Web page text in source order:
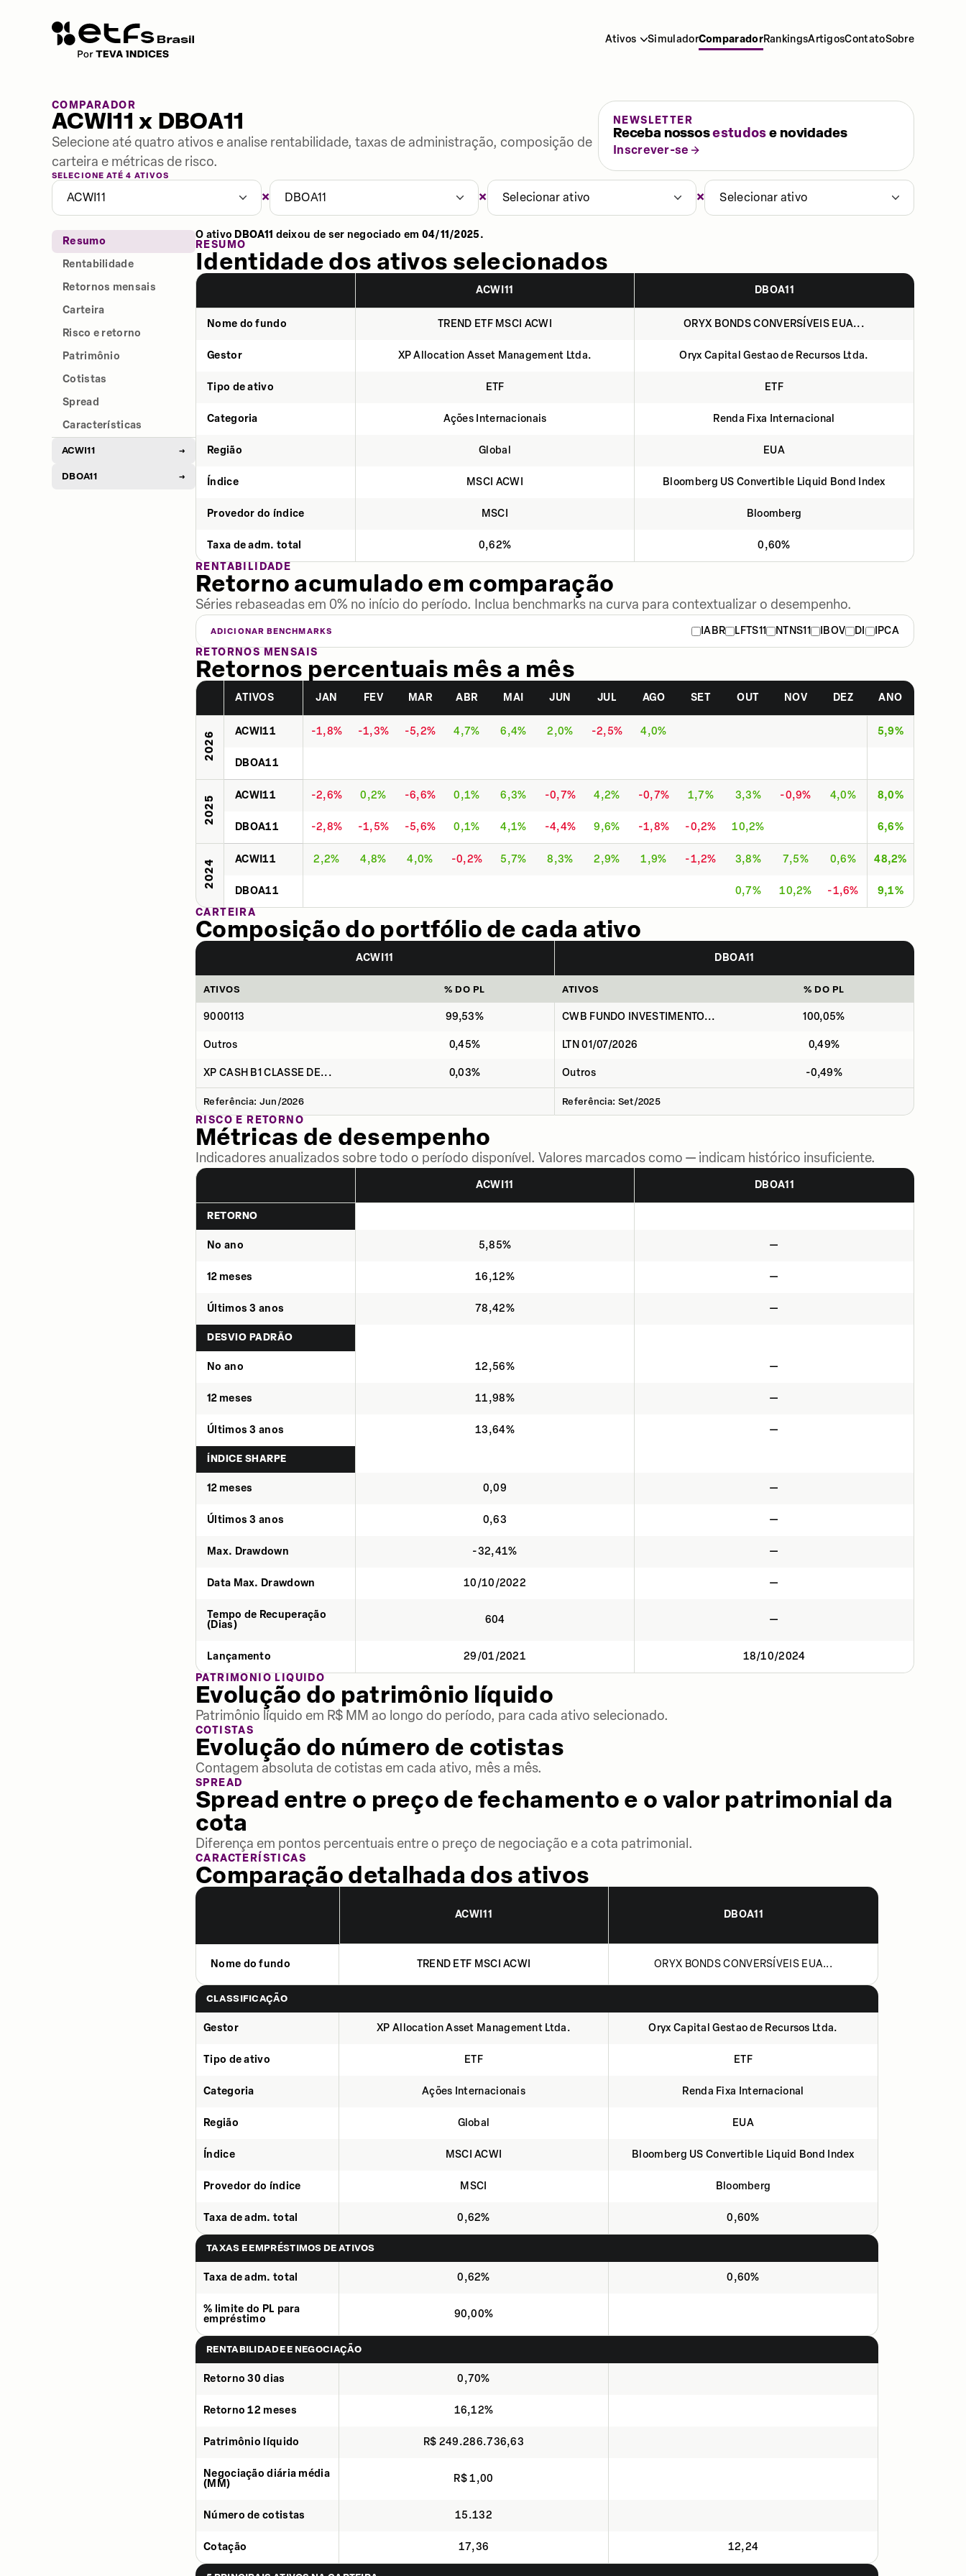
Ativos SimuladorComparadorRankingsArtigosContatoSobre
COMPARADOR
ACWI11 x DBOA11
Selecione até quatro ativos e analise rentabilidade, taxas de administração, composição de
carteira e métricas de risco.
NEWSLETTER
Receba nossosestudose novidades
Inscrever-se
SELECIONE ATÉ 4 ATIVOS
ACWI11 × DBOA11 × Selecionar ativo × Selecionar ativo
Resumo
Rentabilidade
Retornos mensais
Carteira
Risco e retorno
Patrimônio
Cotistas
Spread
Características
ACWI11 →
DBOA11 →
O ativo DBOA11 deixou de ser negociado em 04/11/2025.
RESUMO
Identidade dos ativos selecionados
ACWI11 DBOA11
Nome do fundo TREND ETF MSCI ACWI ORYX BONDS CONVERSÍVEIS EUA...
Gestor XP Allocation Asset Management Ltda. Oryx Capital Gestao de Recursos Ltda.
Tipo de ativo ETF ETF
Categoria Ações Internacionais Renda Fixa Internacional
Região Global EUA
Índice MSCI ACWI Bloomberg US Convertible Liquid Bond Index
Provedor do índice MSCI Bloomberg
Taxa de adm. total 0,62%
0,60%
RENTABILIDADE
Retorno acumulado em comparação
Séries rebaseadas em 0% no início do período. Inclua benchmarks na curva para contextualizar o desempenho.
ADICIONAR BENCHMARKS IABR LFTS11 NTNS11 IBOV DI
IPCA
RETORNOS MENSAIS
Retornos percentuais mês a mês
ATIVOS JAN FEV MAR ABR MAI JUN JUL AGO SET OUT NOV DEZ ANO
2026 ACWI11 -1,8% -1,3% -5,2% 4,7% 6,4% 2,0% -2,5% 4,0% 5,9%
DBOA11
2025 ACWI11 -2,6% 0,2% -6,6% 0,1% 6,3% -0,7% 4,2% -0,7% 1,7% 3,3% -0,9% 4,0% 8,0%
DBOA11 -2,8% -1,5% -5,6% 0,1% 4,1% -4,4% 9,6% -1,8% -0,2% 10,2% 6,6%
2024 ACWI11 2,2% 4,8% 4,0% -0,2% 5,7% 8,3% 2,9% 1,9% -1,2% 3,8% 7,5% 0,6% 48,2%
DBOA11 0,7% 10,2% -1,6%
9,1%
CARTEIRA
Composição do portfólio de cada ativo
ACWI11 DBOA11
ATIVOS % DO PL ATIVOS % DO PL
9000113 99,53% CWB FUNDO INVESTIMENTO... 100,05%
Outros 0,45% LTN 01/07/2026 0,49%
XP CASH B1 CLASSE DE... 0,03% Outros -0,49%
Referência: Jun/2026 Referência: Set/2025
RISCO E RETORNO
Métricas de desempenho
Indicadores anualizados sobre todo o período disponível. Valores marcados como — indicam histórico insuficiente.
ACWI11 DBOA11
RETORNO
No ano 5,85% —
12 meses 16,12% —
Últimos 3 anos 78,42% —
DESVIO PADRÃO
No ano 12,56% —
12 meses 11,98% —
Últimos 3 anos 13,64% —
ÍNDICE SHARPE
12 meses 0,09 —
Últimos 3 anos 0,63 —
Max. Drawdown -32,41% —
Data Max. Drawdown 10/10/2022 —
Tempo de Recuperação
(Dias)
604 —
Lançamento 29/01/2021
18/10/2024
PATRIMÔNIO LÍQUIDO
Evolução do patrimônio líquido
Patrimônio líquido em R$ MM ao longo do período, para cada ativo selecionado.
COTISTAS
Evolução do número de cotistas
Contagem absoluta de cotistas em cada ativo, mês a mês.
SPREAD
Spread entre o preço de fechamento e o valor patrimonial da
cota
Diferença em pontos percentuais entre o preço de negociação e a cota patrimonial.
CARACTERÍSTICAS
Comparação detalhada dos ativos
ACWI11 DBOA11
Nome do fundo TREND ETF MSCI ACWI ORYX BONDS CONVERSÍVEIS EUA...
CLASSIFICAÇÃO
Gestor XP Allocation Asset Management Ltda. Oryx Capital Gestao de Recursos Ltda.
Tipo de ativo ETF ETF
Categoria Ações Internacionais Renda Fixa Internacional
Região Global EUA
Índice MSCI ACWI Bloomberg US Convertible Liquid Bond Index
Provedor do índice MSCI Bloomberg
Taxa de adm. total 0,62% 0,60%
TAXAS E EMPRÉSTIMOS DE ATIVOS
Taxa de adm. total 0,62% 0,60%
% limite do PL para
empréstimo
90,00%
RENTABILIDADE E NEGOCIAÇÃO
Retorno 30 dias 0,70%
Retorno 12 meses 16,12%
Patrimônio líquido R$ 249.286.736,63
Negociação diária média
(MM)
R$ 1,00
Número de cotistas 15.132
Cotação 17,36 12,24